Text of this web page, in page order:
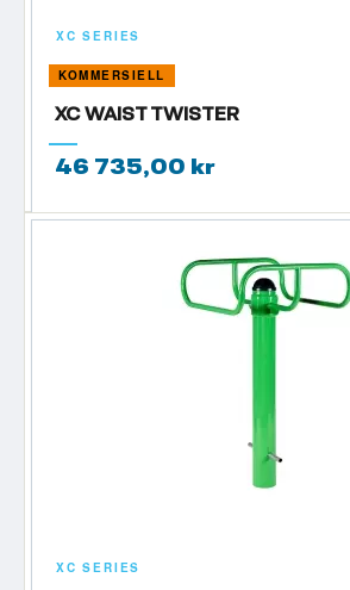
XC SERIES
KOMMERSIELL
XC WAIST TWISTER
46 735,00 kr
XC SERIES